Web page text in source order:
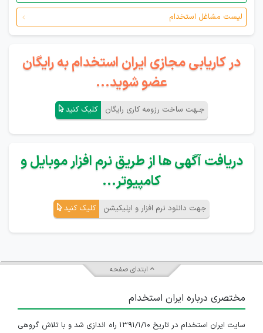
لیست مشاغل استخدام
در کاریابی مجازی ایران استخدام به رایگان
عضو شوید...
جـهت ساخت رزومه کاری رایگان کلیک کنید
دریافت آگهی ها از طریق نرم افزار موبایل و
کامپیوتر...
جهت دانلود نرم افزار و اپلیکیشن کلیک کنید
ابتدای صفحه
مختصری درباره ایران استخدام
سایت ایران استخدام در تاریخ ۱۳۹۱/۱/۱۰ راه اندازی شد و با تلاش گروهی